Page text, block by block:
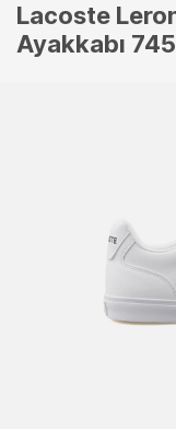
Lacoste
Ayakkabı